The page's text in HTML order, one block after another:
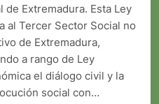
de Extremadura. Esta Ley
al Tercer Sector Social no
de Extremadura,
a rango de Ley
el diálogo civil y la
social con…